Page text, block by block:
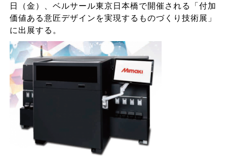
日（金）、ベルサール東京日本橋で開催される「付加
価値ある意匠デザインを実現するものづくり技術展」
に出展する。